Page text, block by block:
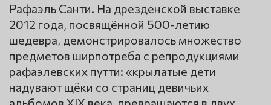
Рафаэль Санти. На дрезденской выставке
2012 года, посвящённой 500-летию
шедевра, демонстрировалось множество
предметов ширпотреба с репродукциями
рафаэлевских путти: «крылатые дети
надувают щёки со страниц девичьих